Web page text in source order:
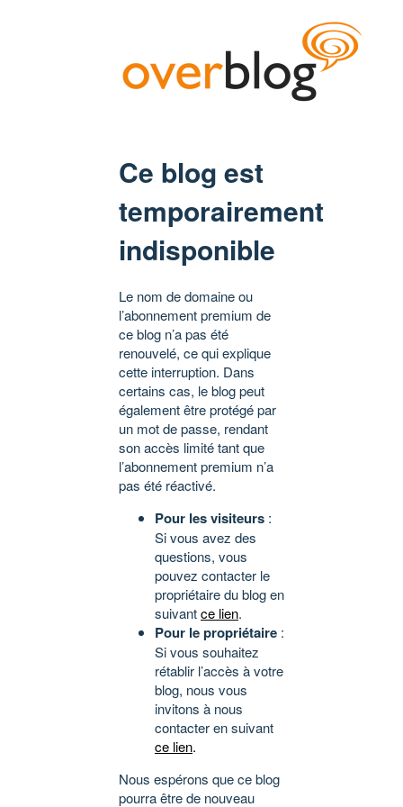
Ce blog est
temporairement
indisponible
Le nom de domaine ou
l’abonnement premium de
ce blog n’a pas été
renouvelé, ce qui explique
cette interruption. Dans
certains cas, le blog peut
également être protégé par
un mot de passe, rendant
son accès limité tant que
l’abonnement premium n’a
pas été réactivé.
Pour les visiteurs :
Si vous avez des
questions, vous
pouvez contacter le
propriétaire du blog en
suivantce lien.
Pour le propriétaire :
Si vous souhaitez
rétablir l’accès à votre
blog, nous vous
invitons à nous
contacter en suivant
ce lien.
Nous espérons que ce blog
pourra être de nouveau